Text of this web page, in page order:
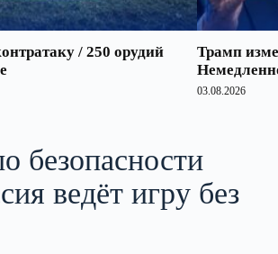
/ 250 орудий
Трамп
03.08.2026
безопасности
ведёт игру без